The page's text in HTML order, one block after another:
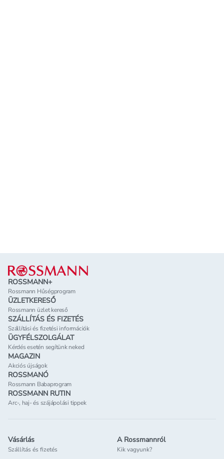
Lábléc
ROSSMANN+
Rossmann Hűségprogram
ÜZLETKERESŐ
Rossmann üzlet kereső
SZÁLLÍTÁS ÉS FIZETÉS
Szállítási és fizetési információk
ÜGYFÉLSZOLGÁLAT
Kérdés esetén segítünk neked
MAGAZIN
Akciós újságok
ROSSMANÓ
Rossmann Babaprogram
ROSSMANN RUTIN
Arc-, haj- és szájápolási tippek
Vásárlás
Szállítás és fizetés
A Rossmannról
Kik vagyunk?